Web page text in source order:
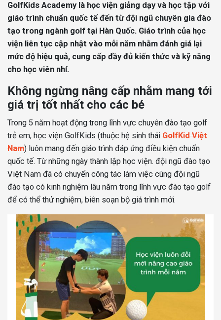
GolfKids Academy là học viện giảng dạy và học tập với
giáo trình chuẩn quốc tế đến từ đội ngũ chuyên gia đào
tạo trong ngành golf tại Hàn Quốc. Giáo trình của học
viện liên tục cập nhật vào mỗi năm nhằm đánh giá lại
mức độ hiệu quả, cung cấp đầy đủ kiến thức và kỹ năng
cho học viên nhí.
Không ngừng nâng cấp nhằm mang tới
giá trị tốt nhất cho các bé
Trong 5 năm hoạt động trong lĩnh vực chuyên đào tạo golf
trẻ em, học viện GolfKids (thuộc hệ sinh thái GolfKid Việt
Nam) luôn mang đến giáo trình đáp ứng điều kiện chuẩn
quốc tế. Từ những ngày thành lập học viện. đội ngũ đào tạo
Việt Nam đã có chuyến công tác làm việc cùng đội ngũ
đào tạo có kinh nghiệm lâu năm trong lĩnh vực đào tạo golf
để có thể thử nghiệm, biên soạn bộ giá trình mới.